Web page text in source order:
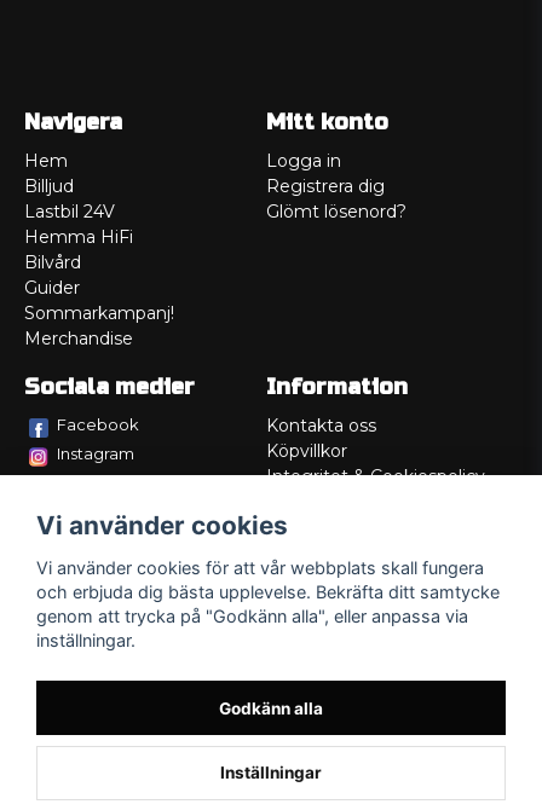
Navigera
Hem
Billjud
Lastbil 24V
Hemma HiFi
Bilvård
Guider
Sommarkampanj!
Merchandise
Mitt konto
Logga in
Registrera dig
Glömt lösenord?
Sociala medier
Facebook
Instagram
Information
Kontakta oss
Köpvillkor
Integritet & Cookiespolicy
Service/Garanti
Lådritning
Om oss
Vi använder cookies
Vi använder cookies för att vår webbplats skall fungera
och erbjuda dig bästa upplevelse. Bekräfta ditt samtycke
genom att trycka på "Godkänn alla", eller anpassa via
inställningar.
Godkänn alla
Inställningar